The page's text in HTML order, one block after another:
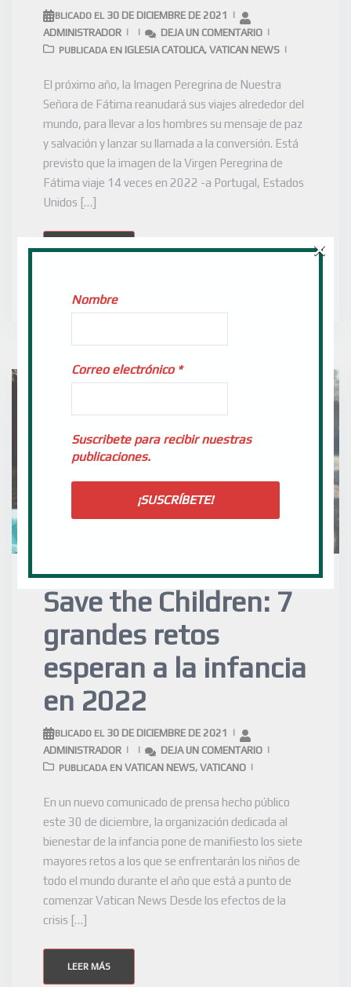
PUBLICADO EL 30 DE DICIEMBRE DE 2021
ADMINISTRADOR
DEJA UN COMENTARIO
PUBLICADA EN IGLESIA CATOLICA, VATICAN NEWS
El próximo año, la Imagen Peregrina de Nuestra
Señora de Fátima reanudará sus viajes alrededor del
mundo, para llevar a los hombres su mensaje de paz
y salvación y lanzar su llamada a la conversión. Está
previsto que la imagen de la Virgen Peregrina de
Fátima viaje 14 veces en 2022 -a Portugal, Estados
Unidos […]
LEER MÁS
Save the Children: 7
grandes retos
esperan a la infancia
en 2022
PUBLICADO EL 30 DE DICIEMBRE DE 2021
ADMINISTRADOR
DEJA UN COMENTARIO
PUBLICADA EN VATICAN NEWS, VATICANO
En un nuevo comunicado de prensa hecho público
este 30 de diciembre, la organización dedicada al
bienestar de la infancia pone de manifiesto los siete
mayores retos a los que se enfrentarán los niños de
todo el mundo durante el año que está a punto de
comenzar Vatican News Desde los efectos de la
crisis […]
LEER MÁS
Nombre
Correo electrónico *
Suscribete para recibir nuestras
publicaciones.
×